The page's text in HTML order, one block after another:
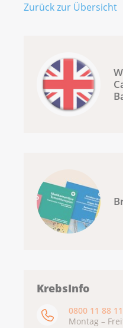
Zurück zur Übersicht
KrebsInfo
0800 11 88 11
Montag –